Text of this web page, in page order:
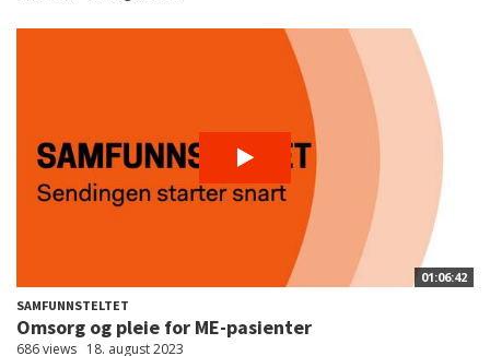
01:06:42
SAMFUNNSTELTET
Omsorg og pleie for ME-pasienter
686 views 18. august 2023